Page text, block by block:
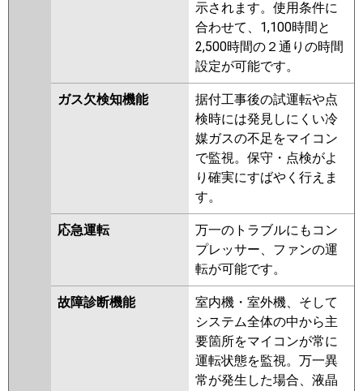
示されます。使用条件に
合わせて、1,100時間と
2,500時間の２通りの時間
設定が可能です。
ガス欠検知機能
据付工事後の試運転や点
検時には発見しにくい冷
媒ガスの不足をマイコン
で監視。保守・点検がよ
り確実にすばやく行えま
す。
応急運転
万一のトラブルにもコン
プレッサー、ファンの運
転が可能です。
故障診断機能
室内機・室外機、そして
システム全体の中から主
要箇所をマイコンが常に
運転状態を監視。万一異
常が発生した場合、液晶